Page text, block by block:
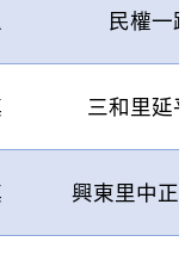
民權一
三和里延
興東里中正